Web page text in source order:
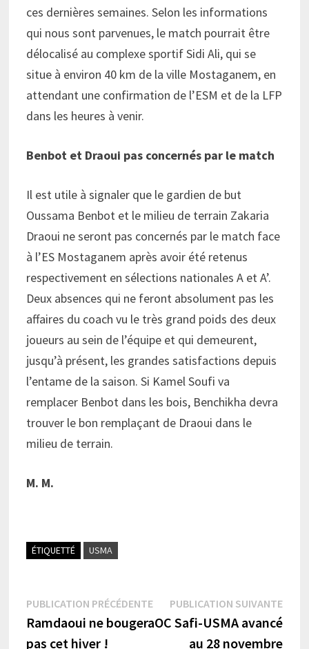
ces dernières semaines. Selon les informations
qui nous sont parvenues, le match pourrait être
délocalisé au complexe sportif Sidi Ali, qui se
situe à environ 40 km de la ville Mostaganem, en
attendant une confirmation de l’ESM et de la LFP
dans les heures à venir.
Benbot et Draoui pas concernés par le match
Il est utile à signaler que le gardien de but
Oussama Benbot et le milieu de terrain Zakaria
Draoui ne seront pas concernés par le match face
à l’ES Mostaganem après avoir été retenus
respectivement en sélections nationales A et A’.
Deux absences qui ne feront absolument pas les
affaires du coach vu le très grand poids des deux
joueurs au sein de l’équipe et qui demeurent,
jusqu’à présent, les grandes satisfactions depuis
l’entame de la saison. Si Kamel Soufi va
remplacer Benbot dans les bois, Benchikha devra
trouver le bon remplaçant de Draoui dans le
milieu de terrain.
M. M.
ÉTIQUETTÉ USMA
Navigation
de
PUBLICATION PRÉCÉDENTEPublication
précédente :
Ramdaoui ne bougera
pas cet hiver !
PUBLICATION SUIVANTE
OC Safi-USMA avancé
au 28 novembre